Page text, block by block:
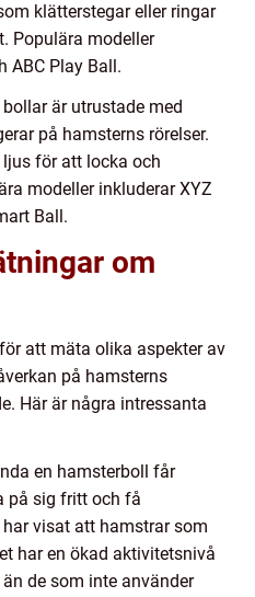
klätterstegar eller ringar
Populära modeller
ABC Play Ball.
är utrustade med
på hamsterns rörelser.
ljus för att locka och
modeller inkluderar XYZ
Ball.
om
att mäta olika aspekter av
på hamsterns
Här är några intressanta
en hamsterboll får
på sig fritt och få
visat att hamstrar som
har en ökad aktivitetsnivå
de som inte använder